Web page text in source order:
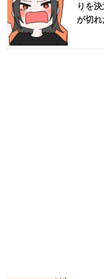
りを
が切